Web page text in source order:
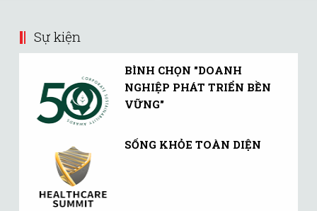
Sự kiện
BÌNH CHỌN "DOANH
NGHIỆP PHÁT TRIỂN BỀN
VỮNG"
SỐNG KHỎE TOÀN DIỆN